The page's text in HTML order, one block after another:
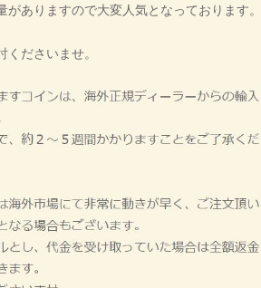
ありますので大変人気となっております。
ださいませ。